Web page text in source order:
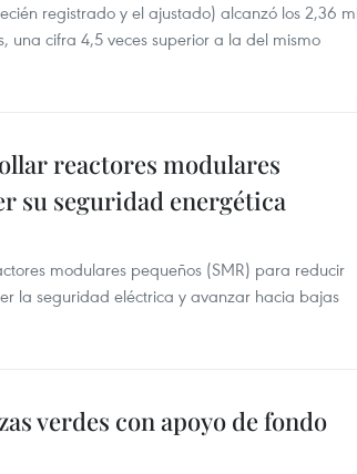
registrado y el ajustado) alcanzó los 2,36
una cifra 4,5 veces superior a la del mismo
reactores modulares
su seguridad energética
modulares pequeños (SMR) para reducir
la seguridad eléctrica y avanzar hacia bajas
verdes con apoyo de fondo